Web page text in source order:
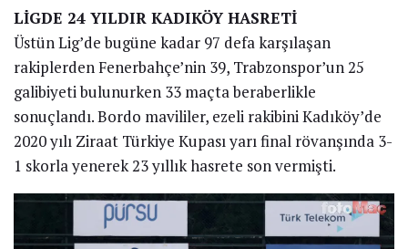
LİGDE 24 YILDIR KADIKÖY HASRETİ
Üstün Lig’de bugüne kadar 97 defa karşılaşan
rakiplerden Fenerbahçe’nin 39, Trabzonspor’un 25
galibiyeti bulunurken 33 maçta beraberlikle
sonuçlandı. Bordo mavililer, ezeli rakibini Kadıköy’de
2020 yılı Ziraat Türkiye Kupası yarı final rövanşında 3-
1 skorla yenerek 23 yıllık hasrete son vermişti.